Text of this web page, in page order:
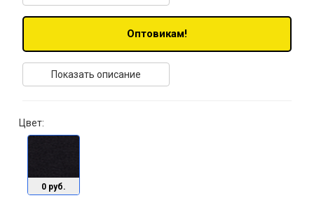
Оптовикам!
Показать описание
Цвет:
0 руб.